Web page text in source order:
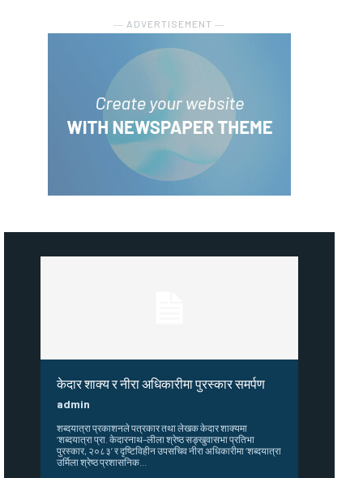
― ADVERTISEMENT ―
केदार शाक्य र नीरा अधिकारीमा पुरस्कार समर्पण
admin
शब्दयात्रा प्रकाशनले पत्रकार तथा लेखक केदार शाक्यमा
‘शब्दयात्रा प्रा. केदारनाथ–लीला श्रेष्ठ सङ्खुवासभा प्रतिभा
पुरस्कार, २०८३’ र दृष्टिविहीन उपसचिव नीरा अधिकारीमा ‘शब्दयात्रा
उर्मिला श्रेष्ठ प्रशासनिक...